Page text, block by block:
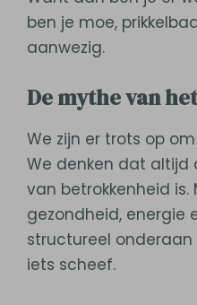
ben je moe,
aanwezig.
De mythe van
We zijn er trots op
We denken dat altijd
van betrokkenheid is.
gezondheid, energie
structureel
iets scheef.